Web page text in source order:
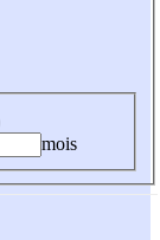
mois